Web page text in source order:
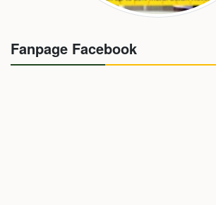
Fanpage Facebook